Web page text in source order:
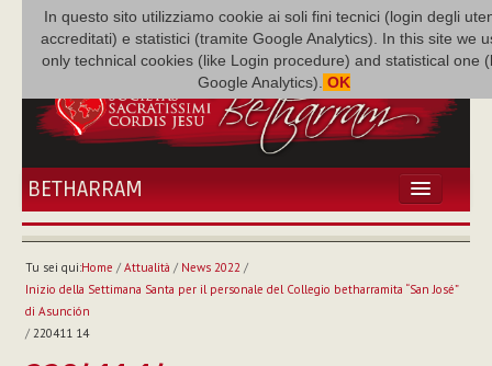
In questo sito utilizziamo cookie ai soli fini tecnici (login degli
accreditati) e statistici (tramite Google Analytics). In this site we
only technical cookies (like Login procedure) and statistical one
Google Analytics). OK
BETHARRAM
HOME
BÉTHARRAM
FAMIGLIA
MISSIONE
Tu sei qui:Home / Attualità / News 2022 /
Inizio della Settimana Santa per il personale del Collegio betharramita “San José”
di Asunción
/ 220411 14